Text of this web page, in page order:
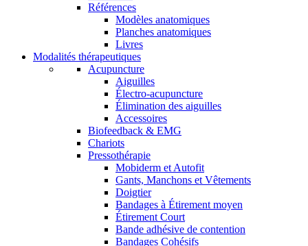
Références
Modèles anatomiques
Planches anatomiques
Livres
Modalités thérapeutiques
Acupuncture
Aiguilles
Électro-acupuncture
Élimination des aiguilles
Accessoires
Biofeedback & EMG
Chariots
Pressothérapie
Mobiderm et Autofit
Gants, Manchons et Vêtements
Doigtier
Bandages à Étirement moyen
Étirement Court
Bande adhésive de contention
Bandages Cohésifs